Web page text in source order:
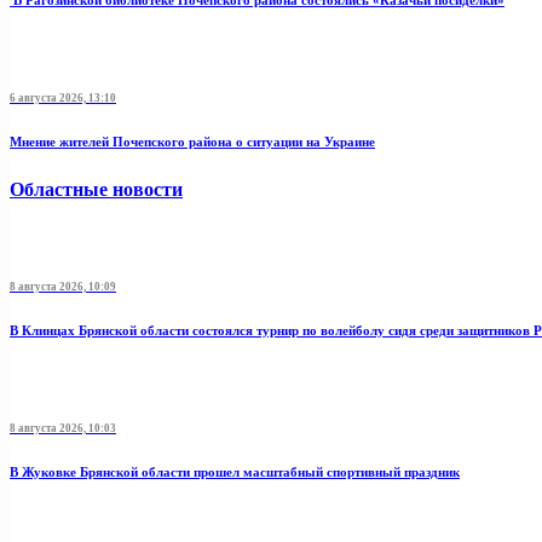
6 августа 2026, 13:10
Мнение жителей Почепского района о ситуации на Украине
Областные новости
8 августа 2026, 10:09
В Клинцах Брянской области состоялся турнир по волейболу сидя среди защитников
8 августа 2026, 10:03
В Жуковке Брянской области прошел масштабный спортивный праздник